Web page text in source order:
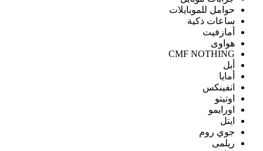
حوامل للموبايلات
ساعات ذكية
أمازفيت
هواوى
CMF NOTHING
أبل
أمايا
انفينكس
اوتيتو
اورايمو
ايتل
جوي روم
ريلمى